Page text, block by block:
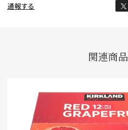
通報する
関連商品